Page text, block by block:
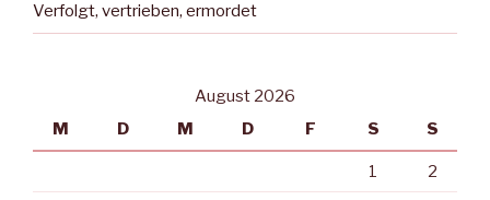
Verfolgt, vertrieben, ermordet
August 2026
M
D M D F S S
1 2